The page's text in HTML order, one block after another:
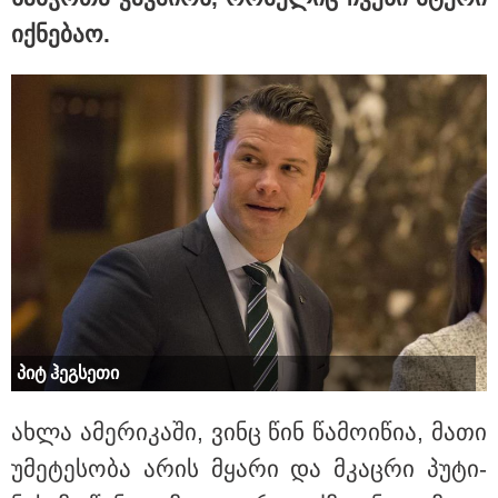
15:49 / 06-08-2026
შეიძინე ალდაგის სამოგზაურო დაზღვევა და
მიიღე გაორმაგებული ინტერნეტი
პოლიტიკა
იქ­ნე­ბაო.
პიტ ჰეგ­სე­თი
ახლა ამე­რი­კა­ში, ვინც წინ წა­მო­ი­წია, მათი
უმე­ტე­სო­ბა არის მყა­რი და მკაც­რი პუ­ტი­